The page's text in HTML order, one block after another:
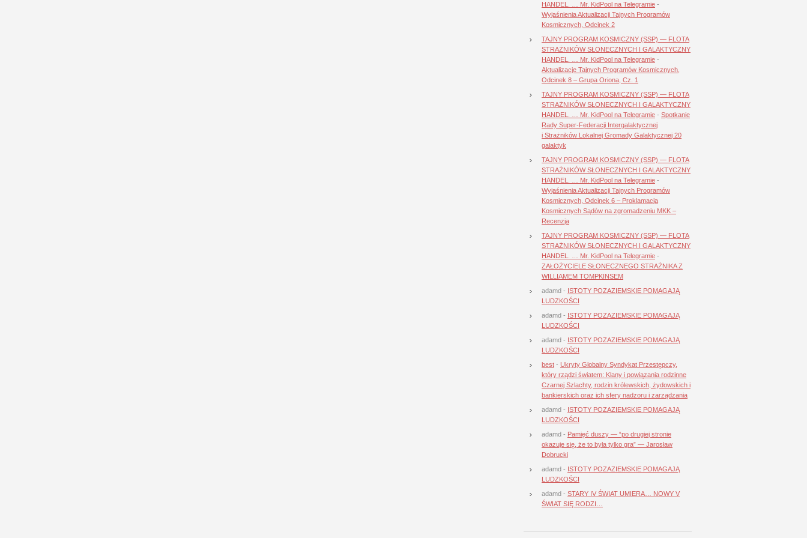
HANDEL. … Mr. KidPool na Telegramie -
Wyjaśnienia Aktualizacji Tajnych Programów
Kosmicznych, Odcinek 2
TAJNY PROGRAM KOSMICZNY (SSP) — FLOTA
STRAŻNIKÓW SŁONECZNYCH I GALAKTYCZNY
HANDEL. … Mr. KidPool na Telegramie -
Aktualizacje Tajnych Programów Kosmicznych,
Odcinek 8 – Grupa Oriona, Cz. 1
TAJNY PROGRAM KOSMICZNY (SSP) — FLOTA
STRAŻNIKÓW SŁONECZNYCH I GALAKTYCZNY
HANDEL. … Mr. KidPool na Telegramie - Spotkanie
Rady Super-Federacji Intergalaktycznej
i Strażników Lokalnej Gromady Galaktycznej 20
galaktyk
TAJNY PROGRAM KOSMICZNY (SSP) — FLOTA
STRAŻNIKÓW SŁONECZNYCH I GALAKTYCZNY
HANDEL. … Mr. KidPool na Telegramie -
Wyjaśnienia Aktualizacji Tajnych Programów
Kosmicznych, Odcinek 6 – Proklamacja
Kosmicznych Sądów na zgromadzeniu MKK –
Recenzja
TAJNY PROGRAM KOSMICZNY (SSP) — FLOTA
STRAŻNIKÓW SŁONECZNYCH I GALAKTYCZNY
HANDEL. … Mr. KidPool na Telegramie -
ZAŁOŻYCIELE SŁONECZNEGO STRAŻNIKA Z
WILLIAMEM TOMPKINSEM
adamd - ISTOTY POZAZIEMSKIE POMAGAJĄ
LUDZKOŚCI
adamd - ISTOTY POZAZIEMSKIE POMAGAJĄ
LUDZKOŚCI
adamd - ISTOTY POZAZIEMSKIE POMAGAJĄ
LUDZKOŚCI
best - Ukryty Globalny Syndykat Przestępczy,
który rządzi światem: Klany i powiązania rodzinne
Czarnej Szlachty, rodzin królewskich, żydowskich i
bankierskich oraz ich sfery nadzoru i zarządzania
adamd - ISTOTY POZAZIEMSKIE POMAGAJĄ
LUDZKOŚCI
adamd - Pamięć duszy — “po drugiej stronie
okazuje się, że to była tylko gra” — Jarosław
Dobrucki
adamd - ISTOTY POZAZIEMSKIE POMAGAJĄ
LUDZKOŚCI
adamd - STARY IV ŚWIAT UMIERA… NOWY V
ŚWIAT SIĘ RODZI…